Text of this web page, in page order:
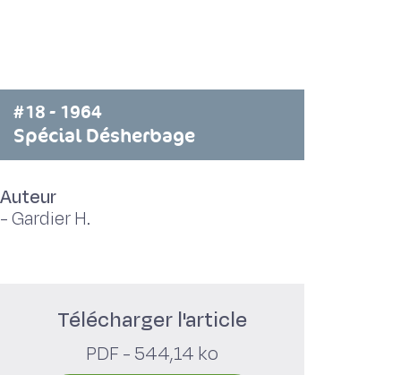
#18 - 1964
Spécial Désherbage
Auteur
-Gardier H.
Télécharger l'article
PDF - 544,14 ko